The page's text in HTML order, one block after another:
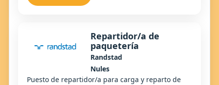
Repartidor/a de
paquetería
Randstad
Nules
Puesto de repartidor/a para carga y reparto de